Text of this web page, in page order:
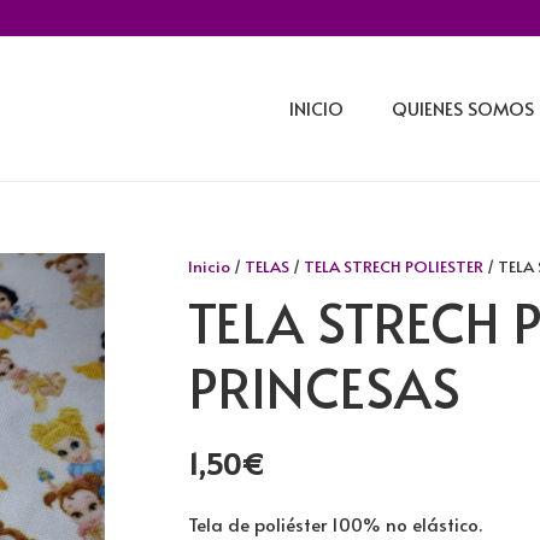
INICIO QUIENES SOMOS
Inicio/ TELAS/ TELA STRECH POLIESTER/ TELA
TELA STRECH
PRINCESAS
1,50€
Tela de poliéster 100% no elástico.